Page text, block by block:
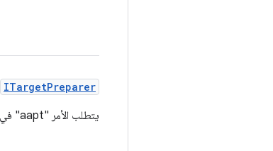
ITargetPreparer
يتطلب الأمر "aapt" في PATH عند ضبط الخيار --uninstall